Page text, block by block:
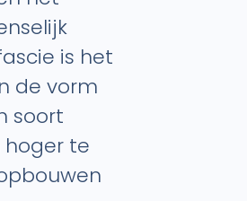
is het
de vorm
soort
hoger te